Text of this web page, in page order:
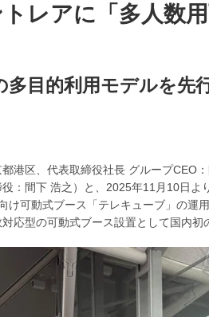
INDONESIA (Bahasa)
レアに「多人数
多目的利用モデルを先
港区、代表取締役社長 グループ
役：間下 浩之）と、2025年11月10日
け可動式ブース「テレキューブ」の運
応型の可動式ブース設置として国内初